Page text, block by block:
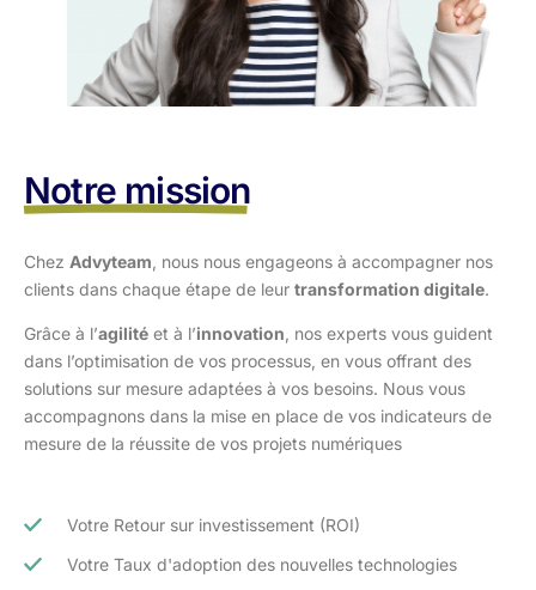
Notre mission
Chez Advyteam , nous nous engageons à accompagner nos
clients dans chaque étape de leur transformation digitale.
Grâce à l’agilité et à l’innovation , nos experts vous guident
dans l’optimisation de vos processus, en vous offrant des
solutions sur mesure adaptées à vos besoins. Nous vous
accompagnons dans la mise en place de vos indicateurs de
mesure de la réussite de vos projets numériques
Votre Retour sur investissement (ROI)
Votre Taux d'adoption des nouvelles technologies